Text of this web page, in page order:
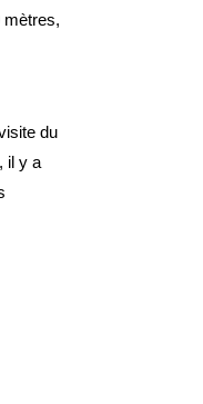
mètres,
du
il y a